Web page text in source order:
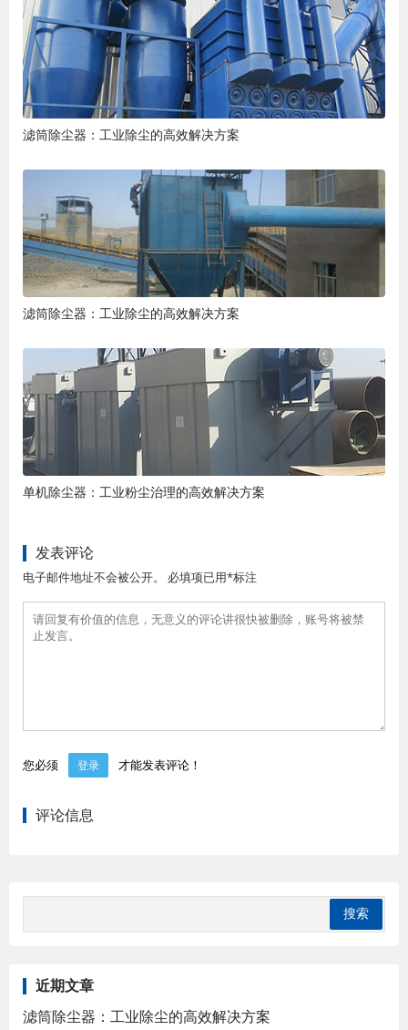
滤筒除尘器：工业除尘的高效解决方案
滤筒除尘器：工业除尘的高效解决方案
单机除尘器：工业粉尘治理的高效解决方案
发表评论
电子邮件地址不会被公开。 必填项已用*标注
您必须 登录 才能发表评论！
评论信息
近期文章
滤筒除尘器：工业除尘的高效解决方案